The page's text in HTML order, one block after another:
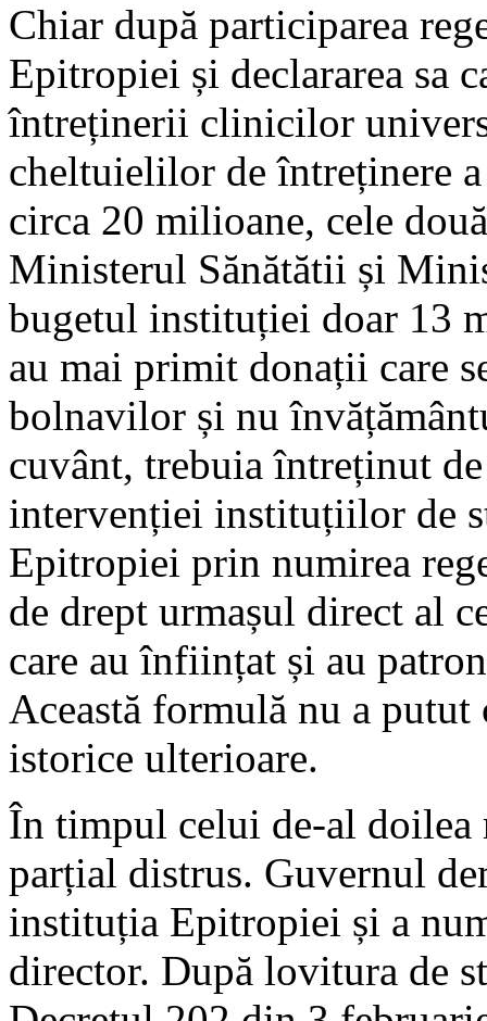
Chiar după participarea
Epitropiei și declararea sa
întreținerii clinicilor
cheltuielilor de întreținere
circa 20 milioane, cele
Ministerul Sănătătii și
bugetul instituției doar 13
au mai primit donații care
bolnavilor și nu
cuvânt, trebuia întreținut
intervenției instituțiilor de
Epitropiei prin numirea
de drept urmașul direct al
care au înființat și au
Această formulă nu a
istorice ulterioare.
În timpul celui de-al
parțial distrus. Guvernul
instituția Epitropiei și a
director. După lovitura de